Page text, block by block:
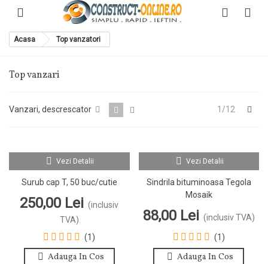
Acasa Top vanzatori
Top vanzari
Vanzari, descrescator 1/12
Vezi Detalii
Surub cap T, 50 buc/cutie
250,00 Lei (inclusiv
TVA)
(1)
Adauga In Cos
Vezi Detalii
Sindrila bituminoasa Tegola
Mosaik
88,00 Lei (inclusiv TVA)
(1)
Adauga In Cos